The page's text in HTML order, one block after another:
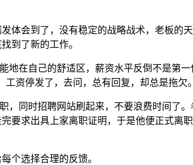
会到了，没有稳定的战略战术，老板的
到了新的工作。
在自己的舒适区，薪资水平反倒不是第
资停发了，去问，总有回复，却总是拖欠。
同时招聘网站刷起来，不要浪费时间了
要求出具上家离职证明，于是他便正式离
个选择合理的反馈。